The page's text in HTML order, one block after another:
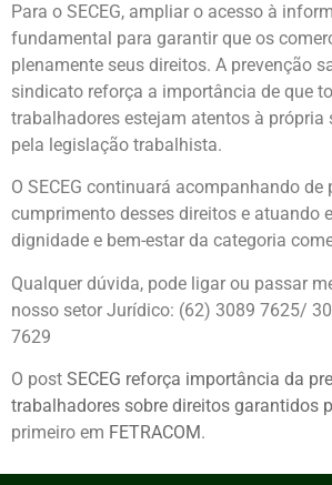
Para o SECEG, ampliar o acesso à
fundamental para garantir que os
plenamente seus direitos. A prevenção
sindicato reforça a importância de que
trabalhadores estejam atentos à própria
pela legislação trabalhista.
O SECEG continuará acompanhando de
cumprimento desses direitos e atuando
dignidade e bem-estar da categoria
Qualquer dúvida, pode ligar ou passar
nosso setor Jurídico: (62) 3089 7625/
7629
O post SECEG reforça importância da
trabalhadores sobre direitos garantidos
primeiro em FETRACOM.